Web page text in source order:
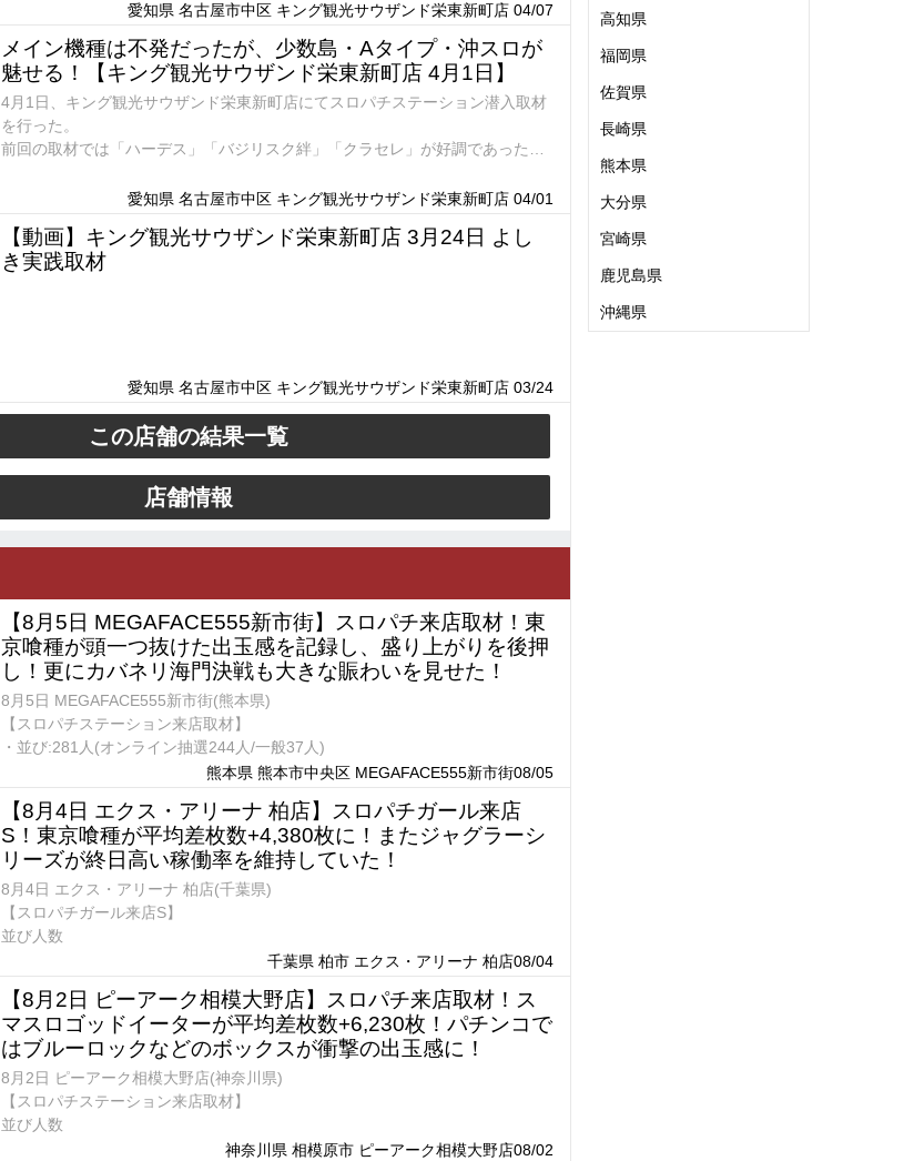
愛知県 名古屋市中区 キング観光サウザンド栄東新町店 04/07
メイン機種は不発だったが、少数島・Aタイプ・沖スロが
魅せる！【キング観光サウザンド栄東新町店 4月1日】
4月1日、キング観光サウザンド栄東新町店にてスロパチステーション潜入取材
を行った。
前回の取材では「ハーデス」「バジリスク絆」「クラセレ」が好調であった。
愛知県 名古屋市中区 キング観光サウザンド栄東新町店 04/01
【動画】キング観光サウザンド栄東新町店 3月24日 よし
き実践取材
愛知県 名古屋市中区 キング観光サウザンド栄東新町店 03/24
この店舗の結果一覧
店舗情報
【8月5日 MEGAFACE555新市街】スロパチ来店取材！東
京喰種が頭一つ抜けた出玉感を記録し、盛り上がりを後押
し！更にカバネリ海門決戦も大きな賑わいを見せた！
8月5日 MEGAFACE555新市街(熊本県)
【スロパチステーション来店取材】
・並び:281人(オンライン抽選244人/一般37人)
熊本県 熊本市中央区 MEGAFACE555新市街08/05
【8月4日 エクス・アリーナ 柏店】スロパチガール来店
S！東京喰種が平均差枚数+4,380枚に！またジャグラーシ
リーズが終日高い稼働率を維持していた！
8月4日 エクス・アリーナ 柏店(千葉県)
【スロパチガール来店S】
並び人数
千葉県 柏市 エクス・アリーナ 柏店08/04
【8月2日 ピーアーク相模大野店】スロパチ来店取材！ス
マスロゴッドイーターが平均差枚数+6,230枚！パチンコで
はブルーロックなどのボックスが衝撃の出玉感に！
8月2日 ピーアーク相模大野店(神奈川県)
【スロパチステーション来店取材】
並び人数
神奈川県 相模原市 ピーアーク相模大野店08/02
高知県
福岡県
佐賀県
長崎県
熊本県
大分県
宮崎県
鹿児島県
沖縄県